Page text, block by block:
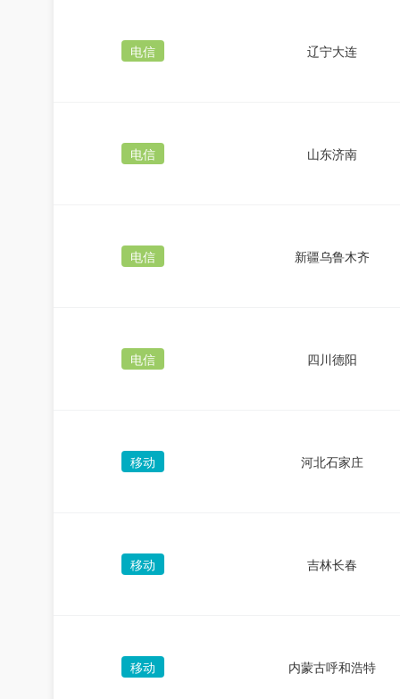
电信 辽宁大连
电信 山东济南
电信 新疆乌鲁木齐
电信 四川德阳
移动 河北石家庄
移动 吉林长春
移动 内蒙古呼和浩特